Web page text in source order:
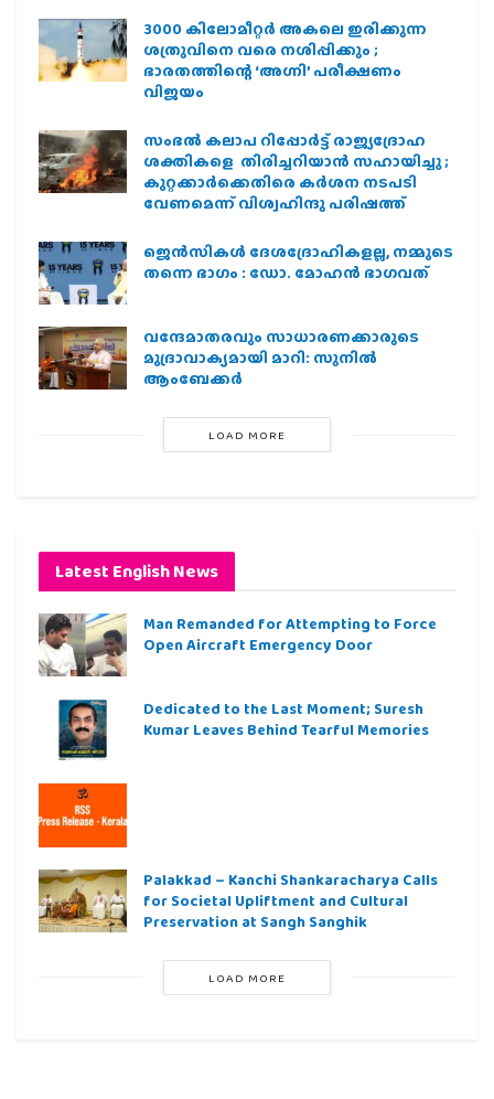
3000 കിലോമീറ്റർ അകലെ ഇരിക്കുന്ന
ശത്രുവിനെ വരെ നശിപ്പിക്കും ;
ഭാരതത്തിന്റെ ‘അഗ്നി’ പരീക്ഷണം
വിജയം
സംഭൽ കലാപ റിപ്പോർട്ട് രാജ്യദ്രോഹ
ശക്തികളെ തിരിച്ചറിയാൻ സഹായിച്ചു ;
കുറ്റക്കാർക്കെതിരെ കർശന നടപടി
വേണമെന്ന് വിശ്വഹിന്ദു പരിഷത്ത്
ജെന്‍സികള്‍ ദേശദ്രോഹികളല്ല, നമ്മുടെ
തന്നെ ഭാഗം : ഡോ. മോഹന്‍ ഭാഗവത്
വന്ദേമാതരവും സാധാരണക്കാരുടെ
മുദ്രാവാക്യമായി മാറി: സുനിൽ
ആംബേക്കർ
LOAD MORE
Latest English News
Man Remanded for Attempting to Force
Open Aircraft Emergency Door
Dedicated to the Last Moment; Suresh
Kumar Leaves Behind Tearful Memories
Palakkad – Kanchi Shankaracharya Calls
for Societal Upliftment and Cultural
Preservation at Sangh Sanghik
LOAD MORE